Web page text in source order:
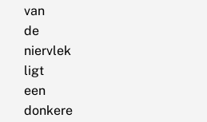
van
de
niervlek
ligt
een
donkere